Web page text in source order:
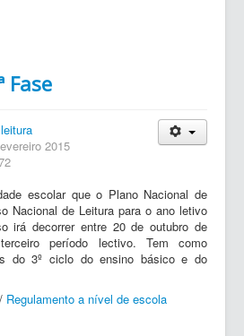
Fase
2015
escolar que o Plano Nacional de
Nacional de Leitura para o ano letivo
irá decorrer entre 20 de outubro de
período lectivo. Tem como
do 3º ciclo do ensino básico e do
/ Regulamento a nível de escola